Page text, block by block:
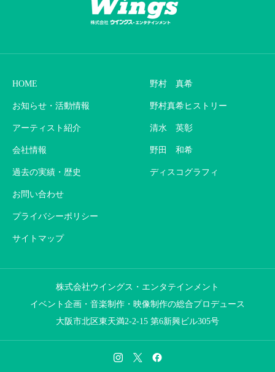
HOME
お知らせ・活動情報
アーティスト紹介
会社情報
過去の実績・歴史
お問い合わせ
プライバシーポリシー
サイトマップ
野村 真希
野村真希ヒストリー
清水 英彰
野田 和希
ディスコグラフィ
株式会社ウイングス・エンタテインメント
イベント企画・音楽制作・映像制作の総合プロデュース
大阪市北区東天満2-2-15 第6新興ビル305号